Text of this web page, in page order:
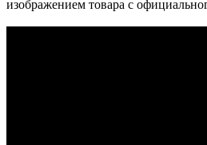
изображением товара с